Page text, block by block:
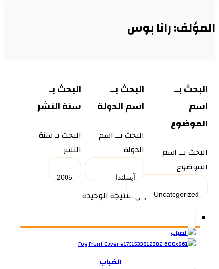
المؤلف: رانا بوس
البحث بــ
اسم
الموضوع
البحث بــ اسم
الموضوع
البحث بــ
اسم الدولة
البحث بــ اسم
الدولة
البحث بـ
سنة النشر
البحث بـ سنة
النشر
عرض النتيجة الوحيدة
الضباب